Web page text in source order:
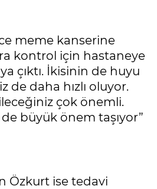
meme kanserine
kontrol için hastaneye
çıktı. İkisinin de huyu
de daha hızlı oluyor.
çok önemli.
büyük önem taşıyor”
Özkurt ise tedavi